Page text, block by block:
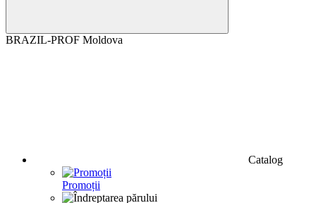
BRAZIL-PROF Moldova
Catalog
Promoții